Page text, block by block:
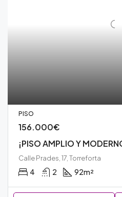
PISO
156.000€
Calle Prades, 17, Torreforta
4 2 92m²